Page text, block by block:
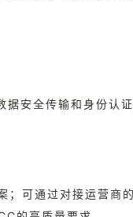
安全传输和身份认证
；可通过对接运营商